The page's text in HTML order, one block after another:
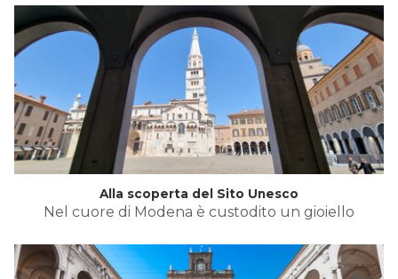
Alla scoperta del Sito Unesco
Nel cuore di Modena è custodito un gioiello